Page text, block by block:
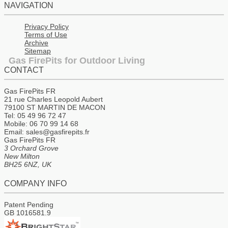
Gas FirePits for Outdoor Living
NAVIGATION
Privacy Policy
Terms of Use
Archive
Sitemap
CONTACT
Gas FirePits FR
21 rue Charles Leopold Aubert
79100 ST MARTIN DE MACON
Tel: 05 49 96 72 47
Mobile: 06 70 99 14 68
Email: sales@gasfirepits.fr
Gas FirePits FR
3 Orchard Grove
New Milton
BH25 6NZ, UK
COMPANY INFO
Patent Pending
GB 1016581.9